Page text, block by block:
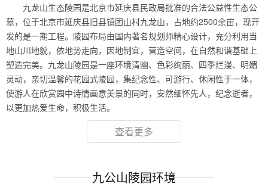
九龙山生态陵园是北京市延庆县民政局批准的合法公益性生态公
墓，位于北京市延庆县旧县镇团山村九龙山，占地约2500余亩，现开
发的是一期工程。陵园布局由国内著名规划师精心设计，充分利用当
地山川地貌，依地势走向，因地制宜，营造空间，在自然和谐基础上
塑造完美。九龙山陵园是一座环境清幽、色彩绚丽、四季烂漫、明媚
灵动，亲切温馨的花园式陵园，集纪念性、可游行、休闲性于一体，
使游人在欣赏园中诗情画意美景的同时，安然缅怀先人，纪念逝者，
以更加热爱生命，积极生活。
查看更多
九公山陵园环境